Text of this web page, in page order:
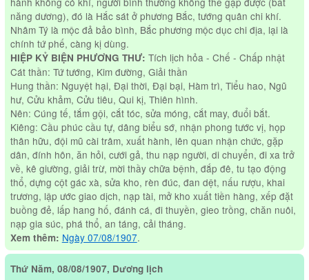
năng dương), đó là Hắc sát ở phương Bắc, tướng quân chi khí.
Nhâm Tý là mộc đả bảo bình, Bắc phương mộc dục chi địa, lại là
chính tứ phế, càng kị dùng.
HIỆP KỶ BIỆN PHƯƠNG THƯ: Tích lịch hỏa - Chế - Chấp nhật
Cát thần: Tứ tướng, Kim đường, Giải thần
Hung thần: Nguyệt hại, Đại thời, Đại bại, Hàm trì, Tiểu hao, Ngũ
hư, Cửu khảm, Cửu tiêu, Qui kị, Thiên hình.
Nên: Cúng tế, tắm gội, cắt tóc, sửa móng, cắt may, đuổi bắt.
Kiêng: Cầu phúc cầu tự, dâng biểu sớ, nhận phong tước vị, họp
thân hữu, đội mũ cài trâm, xuất hành, lên quan nhận chức, gặp
dân, đính hôn, ăn hỏi, cưới gả, thu nạp người, di chuyển, đi xa trở
về, kê giường, giải trừ, mời thầy chữa bệnh, đắp đê, tu tạo động
thổ, dựng cột gác xà, sửa kho, rèn đúc, đan dệt, nấu rượu, khai
trương, lập ước giao dịch, nạp tài, mở kho xuất tiền hàng, xếp đặt
buồng đẻ, lấp hang hố, đánh cá, đi thuyền, gieo trồng, chăn nuôi,
nạp gia súc, phá thổ, an táng, cải tháng.
Xem thêm: Ngày 07/08/1907.
Thứ Năm, 08/08/1907, Dương lịch